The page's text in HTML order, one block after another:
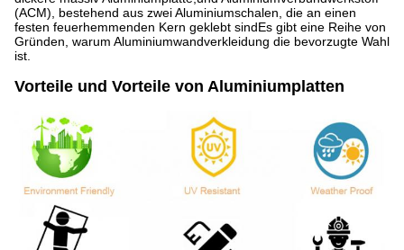
(ACM), bestehend aus zwei Aluminiumschalen, die an einen
festen feuerhemmenden Kern geklebt sindEs gibt eine Reihe von
Gründen, warum Aluminiumwandverkleidung die bevorzugte Wahl
ist.
Vorteile und Vorteile von Aluminiumplatten